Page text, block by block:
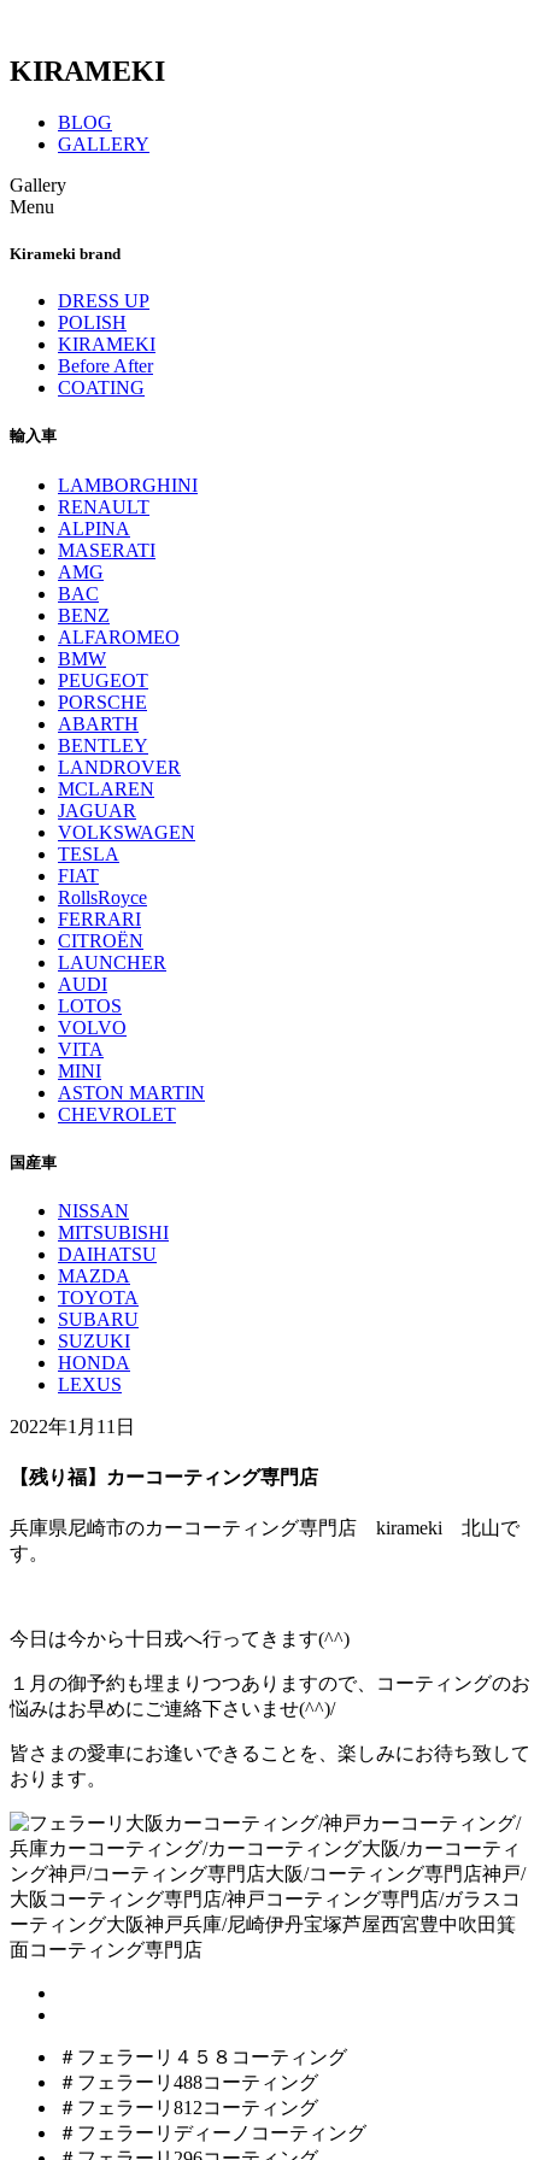
KIRAMEKI
BLOG
GALLERY
Gallery
Menu
Kirameki brand
DRESS UP
POLISH
KIRAMEKI
Before After
COATING
輸入車
LAMBORGHINI
RENAULT
ALPINA
MASERATI
AMG
BAC
BENZ
ALFAROMEO
BMW
PEUGEOT
PORSCHE
ABARTH
BENTLEY
LANDROVER
MCLAREN
JAGUAR
VOLKSWAGEN
TESLA
FIAT
RollsRoyce
FERRARI
CITROËN
LAUNCHER
AUDI
LOTOS
VOLVO
VITA
MINI
ASTON MARTIN
CHEVROLET
国産車
NISSAN
MITSUBISHI
DAIHATSU
MAZDA
TOYOTA
SUBARU
SUZUKI
HONDA
LEXUS
2022年1月11日
【残り福】カーコーティング専門店
兵庫県尼崎市のカーコーティング専門店 kirameki 北山で
す。
今日は今から十日戎へ行ってきます(^^)
１月の御予約も埋まりつつありますので、コーティングのお
悩みはお早めにご連絡下さいませ(^^)/
皆さまの愛車にお逢いできることを、楽しみにお待ち致して
おります。
＃フェラーリ４５８コーティング
＃フェラーリ488コーティング
＃フェラーリ812コーティング
＃フェラーリディーノコーティング